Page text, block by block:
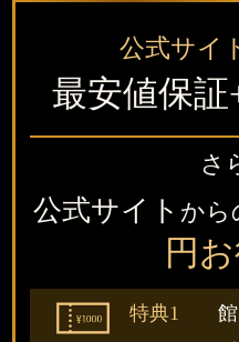
公式サイ
最安値保証
さ
公式サイト から
円
特典1